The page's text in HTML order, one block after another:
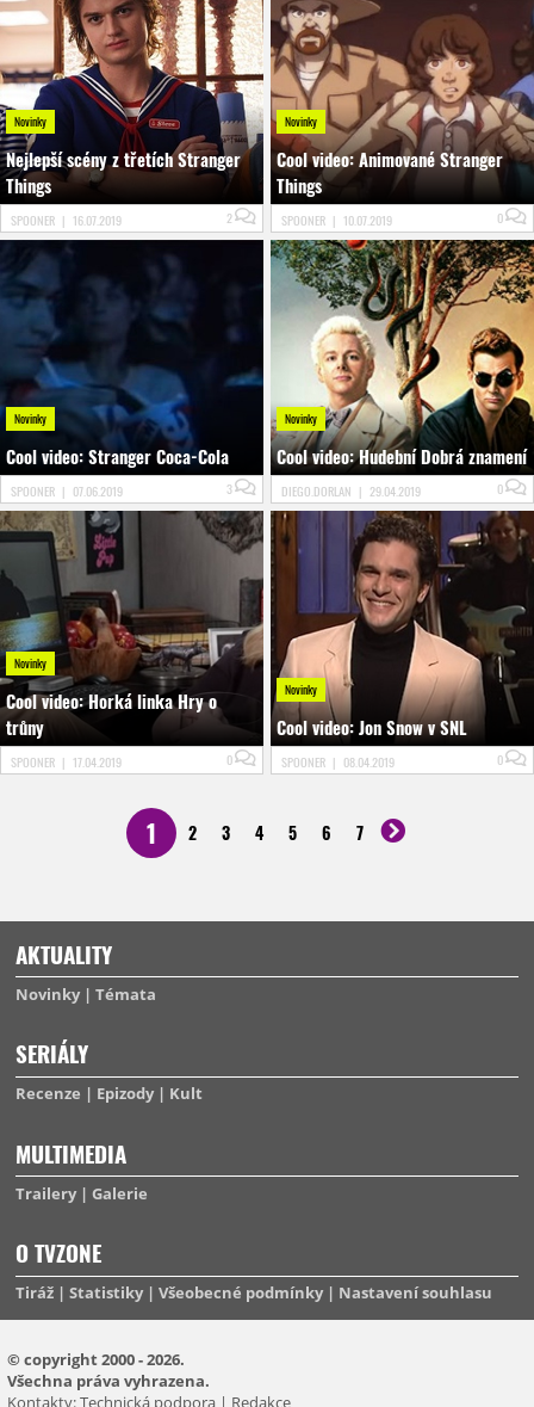
Novinky
Nejlepší scény z třetích Stranger
Things
SPOONER | 16.07.2019 2
Novinky
Cool video: Animované Stranger
Things
SPOONER | 10.07.2019 0
Novinky
Cool video: Stranger Coca-Cola
SPOONER | 07.06.2019 3
Novinky
Cool video: Hudební Dobrá znamení
DIEGO.DORLAN | 29.04.2019 0
Novinky
Cool video: Horká linka Hry o
trůny
SPOONER | 17.04.2019 0
Novinky
Cool video: Jon Snow v SNL
SPOONER | 08.04.2019 0
1 2 3 4 5 6 7
AKTUALITY
Novinky Témata
SERIÁLY
Recenze Epizody Kult
MULTIMEDIA
Trailery Galerie
O TVZONE
Tiráž Statistiky Všeobecné podmínky Nastavení souhlasu
© copyright 2000 - 2026.
Všechna práva vyhrazena.
Kontakty:Technická podpora | Redakce